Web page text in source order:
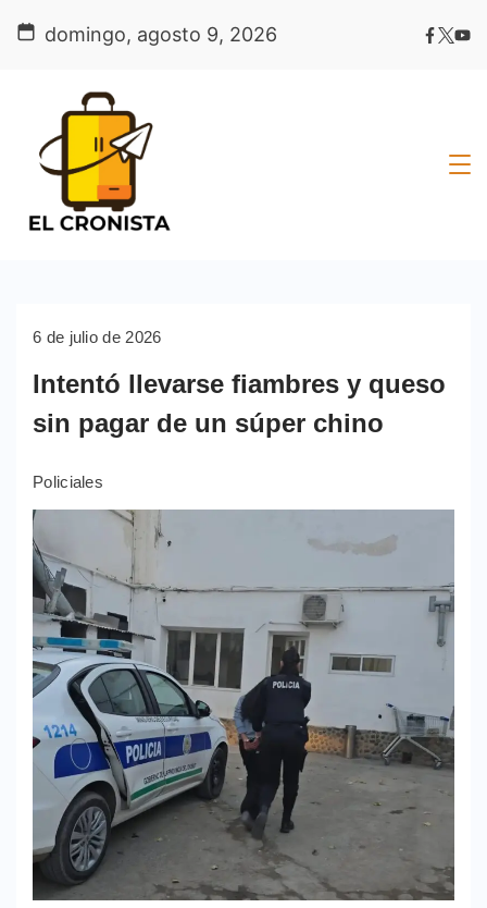
domingo, agosto 9, 2026
6 de julio de 2026
Intentó llevarse fiambres y queso
sin pagar de un súper chino
Policiales